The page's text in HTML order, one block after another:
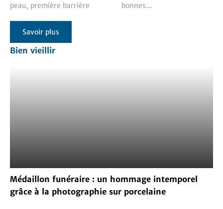
peau, première barrière
bonnes...
Savoir plus
Bien vieillir
Médaillon funéraire : un hommage intemporel
grâce à la photographie sur porcelaine